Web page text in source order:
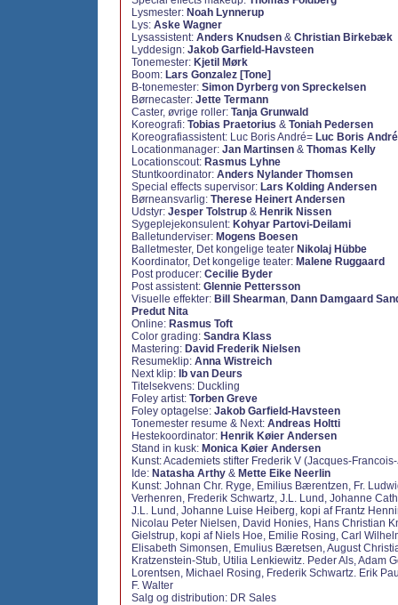
Lysmester: Noah Lynnerup
Lys: Aske Wagner
Lysassistent: Anders Knudsen & Christian Birkebæk
Lyddesign: Jakob Garfield-Havsteen
Tonemester: Kjetil Mørk
Boom: Lars Gonzalez [Tone]
B-tonemester: Simon Dyrberg von Spreckelsen
Børnecaster: Jette Termann
Caster, øvrige roller: Tanja Grunwald
Koreografi: Tobias Praetorius & Toniah Pedersen
Koreografiassistent: Luc Boris André= Luc Boris
Locationmanager: Jan Martinsen & Thomas Kelly
Locationscout: Rasmus Lyhne
Stuntkoordinator: Anders Nylander Thomsen
Special effects supervisor: Lars Kolding Andersen
Børneansvarlig: Therese Heinert Andersen
Udstyr: Jesper Tolstrup & Henrik Nissen
Sygeplejekonsulent: Kohyar Partovi-Deilami
Balletunderviser: Mogens Boesen
Balletmester, Det kongelige teater Nikolaj Hübbe
Koordinator, Det kongelige teater: Malene Ruggaard
Post producer: Cecilie Byder
Post assistent: Glennie Pettersson
Visuelle effekter: Bill Shearman, Dann Damgaard
Predut Nita
Online: Rasmus Toft
Color grading: Sandra Klass
Mastering: David Frederik Nielsen
Resumeklip: Anna Wistreich
Next klip: Ib van Deurs
Titelsekvens: Duckling
Foley artist: Torben Greve
Foley optagelse: Jakob Garfield-Havsteen
Tonemester resume & Next: Andreas Holtti
Hestekoordinator: Henrik Køier Andersen
Stand in kusk: Monica Køier Andersen
Kunst: Academiets stifter Frederik V (Jacques-
Ide: Natasha Arthy & Mette Eike Neerlin
Kunst: Johnan Chr. Ryge, Emilius Bærentzen, Fr.
Verhenren, Frederik Schwartz, J.L. Lund, Johanne
J.L. Lund, Johanne Luise Heiberg, kopi af Frantz
Nicolau Peter Nielsen, David Honies, Hans Christian
Gielstrup, kopi af Niels Hoe, Emilie Rosing, Carl
Elisabeth Simonsen, Emulius Bæretsen, August
Kratzenstein-Stub, Utilia Lenkiewitz. Peder Als, Adam
Lorentsen, Michael Rosing, Frederik Schwartz. Erik
F. Walter
Salg og distribution: DR Sales